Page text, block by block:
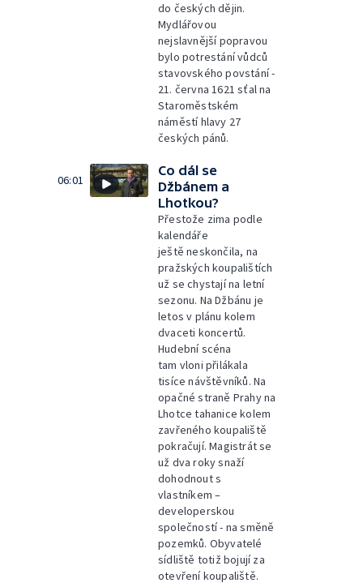
do českých dějin.
Mydlářovou
nejslavnější popravou
bylo potrestání vůdců
stavovského povstání -
21. června 1621 sťal na
Staroměstském
náměstí hlavy 27
českých pánů.
06:01
Co dál se
Džbánem a
Lhotkou?
Přestože zima podle
kalendáře
ještě neskončila, na
pražských koupalištích
už se chystají na letní
sezonu. Na Džbánu je
letos v plánu kolem
dvaceti koncertů.
Hudební scéna
tam vloni přilákala
tisíce návštěvníků. Na
opačné straně Prahy na
Lhotce tahanice kolem
zavřeného koupaliště
pokračují. Magistrát se
už dva roky snaží
dohodnout s
vlastníkem –
developerskou
společností - na směně
pozemků. Obyvatelé
sídliště totiž bojují za
otevření koupaliště.